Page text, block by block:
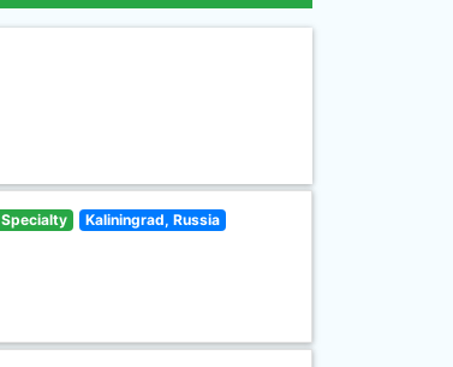
Specialty Kaliningrad, Russia